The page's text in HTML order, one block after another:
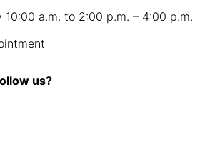
10:00 a.m. to 2:00 p.m. – 4:00 p.m.
us?